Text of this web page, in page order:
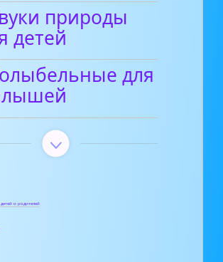
природы
детей
для
и родителей